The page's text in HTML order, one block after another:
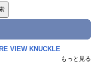
VIEW KNUCKLE
もっと見る